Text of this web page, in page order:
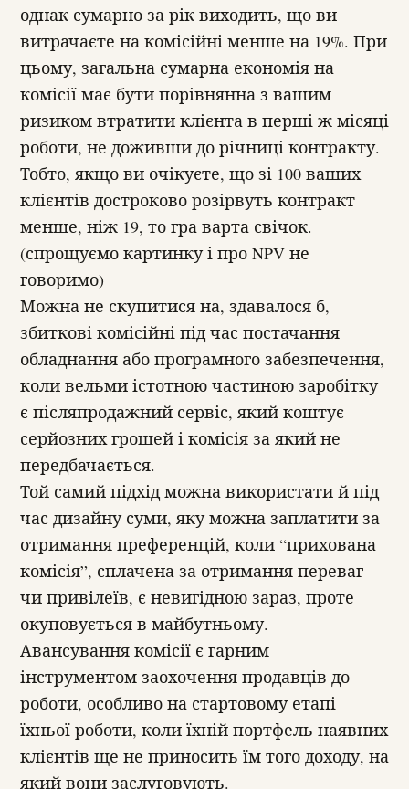
однак сумарно за рік виходить, що ви
витрачаєте на комісійні менше на 19%. При
цьому, загальна сумарна економія на
комісії має бути порівнянна з вашим
ризиком втратити клієнта в перші ж місяці
роботи, не доживши до річниці контракту.
Тобто, якщо ви очікуєте, що зі 100 ваших
клієнтів достроково розірвуть контракт
менше, ніж 19, то гра варта свічок.
(спрощуємо картинку і про NPV не
говоримо)
Можна не скупитися на, здавалося б,
збиткові комісійні під час постачання
обладнання або програмного забезпечення,
коли вельми істотною частиною заробітку
є післяпродажний сервіс, який коштує
серйозних грошей і комісія за який не
передбачається.
Той самий підхід можна використати й під
час дизайну суми, яку можна заплатити за
отримання преференцій, коли “прихована
комісія”, сплачена за отримання переваг
чи привілеїв, є невигідною зараз, проте
окуповується в майбутньому.
Авансування комісії є гарним
інструментом заохочення продавців до
роботи, особливо на стартовому етапі
їхньої роботи, коли їхній портфель наявних
клієнтів ще не приносить їм того доходу, на
який вони заслуговують.